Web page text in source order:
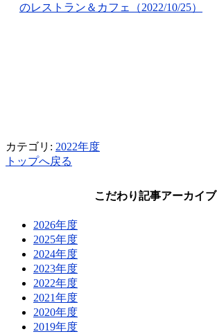
のレストラン＆カフェ（2022/10/25）
カテゴリ: 2022年度
トップへ戻る
こだわり記事アーカイブ
2026年度
2025年度
2024年度
2023年度
2022年度
2021年度
2020年度
2019年度